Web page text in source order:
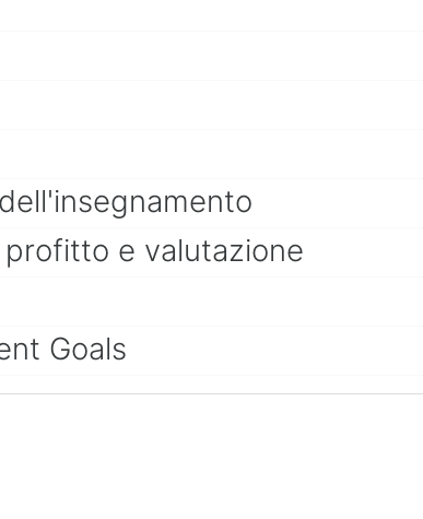
e valutazione
Goals